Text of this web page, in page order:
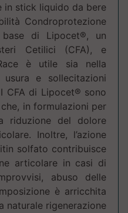
in stick liquido da bere
Condroprotezione
base di Lipocet®, un
Cetilici (CFA), e
è utile sia nella
e sollecitazioni
CFA di Lipocet® sono
in formulazioni per
riduzione del dolore
Inoltre, l’azione
solfato contribuisce
articolare in casi di
abuso delle
è arricchita
naturale rigenerazione